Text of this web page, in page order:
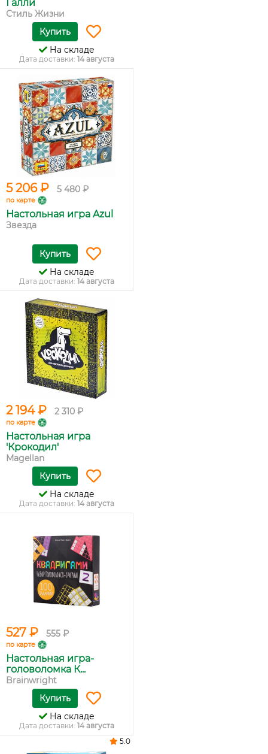
Галли
Стиль Жизни
Купить
На складе
Дата доставки: 14 августа
5 206 ₽ 5 480 ₽
по карте
Настольная игра Azul
Звезда
Купить
На складе
Дата доставки: 14 августа
2 194 ₽ 2 310 ₽
по карте
Настольная игра
'Крокодил'
Magellan
Купить
На складе
Дата доставки: 14 августа
527 ₽ 555 ₽
по карте
Настольная игра-
головоломка К...
Brainwright
Купить
На складе
Дата доставки: 14 августа
5.0